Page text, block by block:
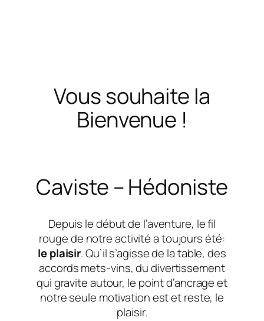
Vous souhaite la
Bienvenue !
Caviste – Hédoniste
Depuis le début de l’aventure, le fil
rouge de notre activité a toujours été:
le plaisir. Qu’il s’agisse de la table, des
accords mets-vins, du divertissement
qui gravite autour, le point d’ancrage et
notre seule motivation est et reste, le
plaisir.